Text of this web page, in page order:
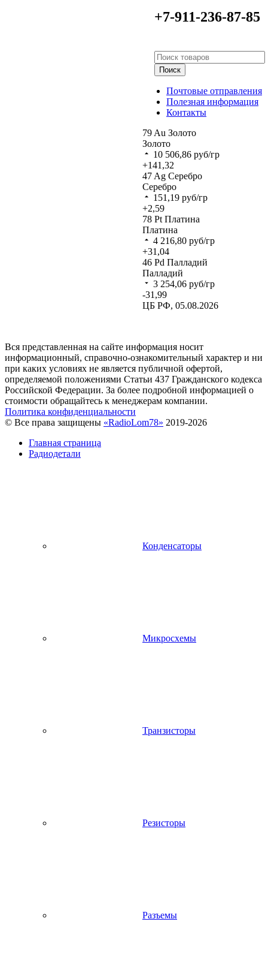
+7-911-236-87-85
Поиск
Почтовые отправления
Полезная информация
Контакты
79 Au Золото
Золото
10 506,86 руб/гр
+141,32
47 Ag Серебро
Серебро
151,19 руб/гр
+2,59
78 Pt Платина
Платина
4 216,80 руб/гр
+31,04
46 Pd Палладий
Палладий
3 254,06 руб/гр
-31,99
ЦБ РФ, 05.08.2026
Вся представленная на сайте информация носит
информационный, справочно-ознакомительный характер и ни
при каких условиях не является публичной офертой,
определяемой положениями Статьи 437 Гражданского кодекса
Российской Федерации. За более подробной информацией о
стоимости обращайтесь к менеджерам компании.
Политика конфиденциальности
© Все права защищены «RadioLom78» 2019-2026
Главная страница
Радиодетали
Конденсаторы
Микросхемы
Транзисторы
Резисторы
Разъемы